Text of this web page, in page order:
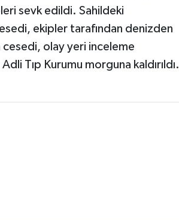
sevk edildi. Sahildeki
ekipler tarafından denizden
cesedi, olay yeri inceleme
Tıp Kurumu morguna kaldırıldı.